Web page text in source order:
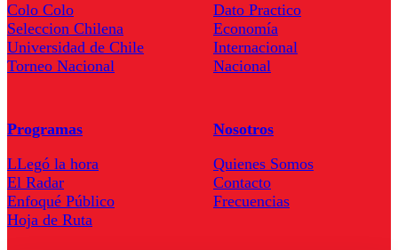
Colo Colo
Seleccion Chilena
Universidad de Chile
Torneo Nacional
Dato Practico
Economía
Internacional
Nacional
Programas
LLegó la hora
El Radar
Enfoqué Público
Hoja de Ruta
Nosotros
Quienes Somos
Contacto
Frecuencias